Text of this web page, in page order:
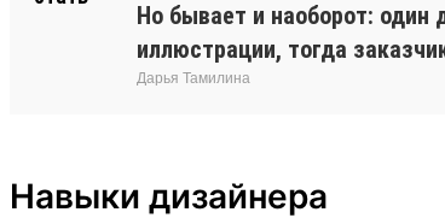
Но бывает и наоборот: один
иллюстрации, тогда
Дарья Тамилина
Навыки дизайнера